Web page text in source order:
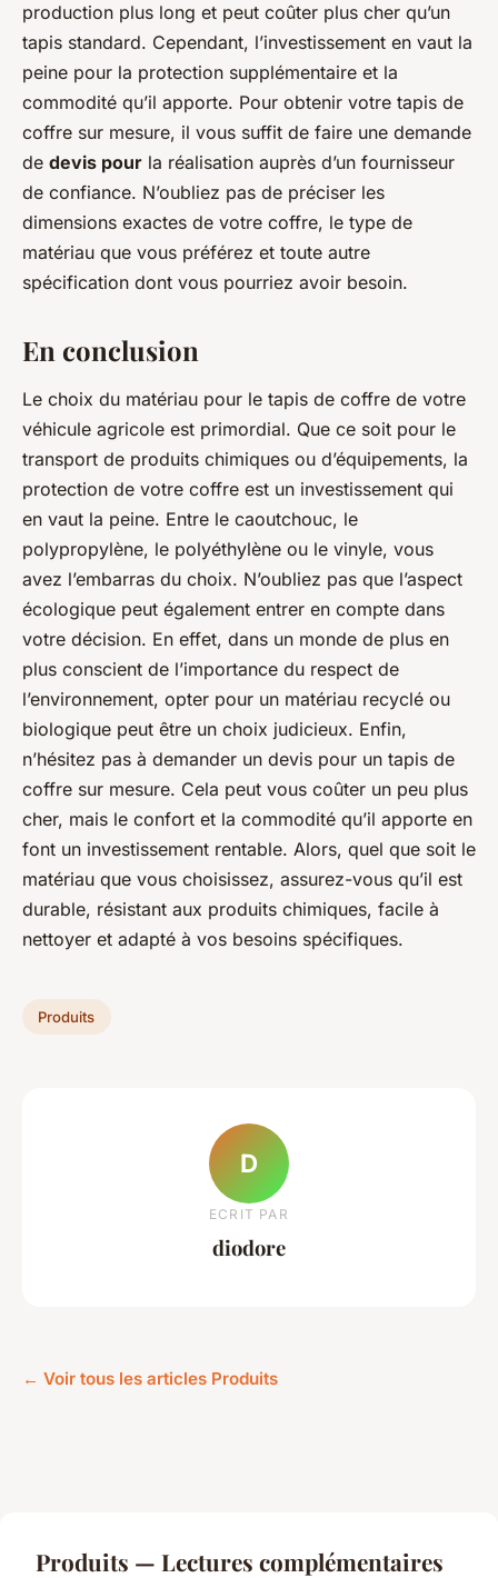
production plus long et peut coûter plus cher qu’un
tapis standard. Cependant, l’investissement en vaut la
peine pour la protection supplémentaire et la
commodité qu’il apporte. Pour obtenir votre tapis de
coffre sur mesure, il vous suffit de faire une demande
de devis pour la réalisation auprès d’un fournisseur
de confiance. N’oubliez pas de préciser les
dimensions exactes de votre coffre, le type de
matériau que vous préférez et toute autre
spécification dont vous pourriez avoir besoin.
En conclusion
Le choix du matériau pour le tapis de coffre de votre
véhicule agricole est primordial. Que ce soit pour le
transport de produits chimiques ou d’équipements, la
protection de votre coffre est un investissement qui
en vaut la peine. Entre le caoutchouc, le
polypropylène, le polyéthylène ou le vinyle, vous
avez l’embarras du choix. N’oubliez pas que l’aspect
écologique peut également entrer en compte dans
votre décision. En effet, dans un monde de plus en
plus conscient de l’importance du respect de
l’environnement, opter pour un matériau recyclé ou
biologique peut être un choix judicieux. Enfin,
n’hésitez pas à demander un devis pour un tapis de
coffre sur mesure. Cela peut vous coûter un peu plus
cher, mais le confort et la commodité qu’il apporte en
font un investissement rentable. Alors, quel que soit le
matériau que vous choisissez, assurez-vous qu’il est
durable, résistant aux produits chimiques, facile à
nettoyer et adapté à vos besoins spécifiques.
Produits
D
ECRIT PAR
diodore
← Voir tous les articles Produits
Produits — Lectures complémentaires